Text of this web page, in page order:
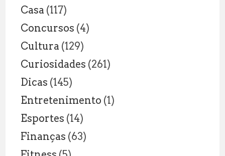
Casa (117)
Concursos (4)
Cultura (129)
Curiosidades (261)
Dicas (145)
Entretenimento (1)
Esportes (14)
Finanças (63)